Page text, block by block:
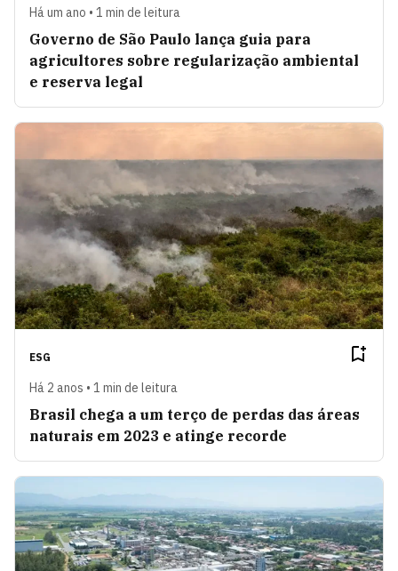
Há um ano • 1 min de leitura
Governo de São Paulo lança guia para
agricultores sobre regularização ambiental
e reserva legal
ESG
Há 2 anos • 1 min de leitura
Brasil chega a um terço de perdas das áreas
naturais em 2023 e atinge recorde